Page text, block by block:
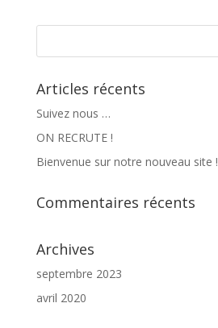
Articles récents
Suivez nous …
ON RECRUTE !
Bienvenue sur notre nouveau site !
Commentaires récents
Archives
septembre 2023
avril 2020